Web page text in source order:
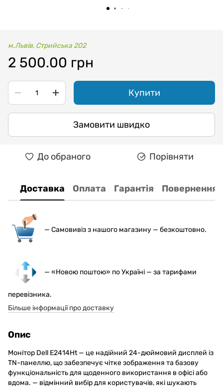
м.Львів, Стрийська 202
2 500.00 грн
Купити
Замовити швидко
До обраного Порівняти
Доставка Оплата Гарантія Повернення
— Самовивіз з нашого магазину — безкоштовно.
— «Новою поштою» по Україні — за тарифами
перевізника.
Більше інформації про доставку
Опис
Монітор Dell E2414Ht — це надійний 24-дюймовий дисплей із
TN-панеллю, що забезпечує чітке зображення та базову
функціональність для щоденного використання в офісі або
вдома. — відмінний вибір для користувачів, які шукають